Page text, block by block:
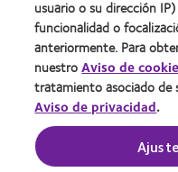
Aviso Legal
Aviso de cookies
Condiciones del
Public Country by
Buscar un centro
usuario o su dirección
funcionalidad o
anteriormente. Para
nuestroAviso de
tratamiento asociado de
Aviso de privacidad.